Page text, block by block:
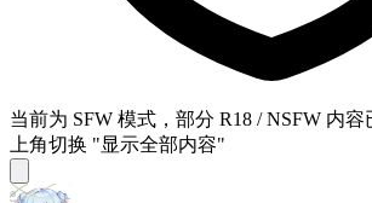
当前为 SFW 模式，部分 R18 / NSFW 内
上角切换 "显示全部内容"